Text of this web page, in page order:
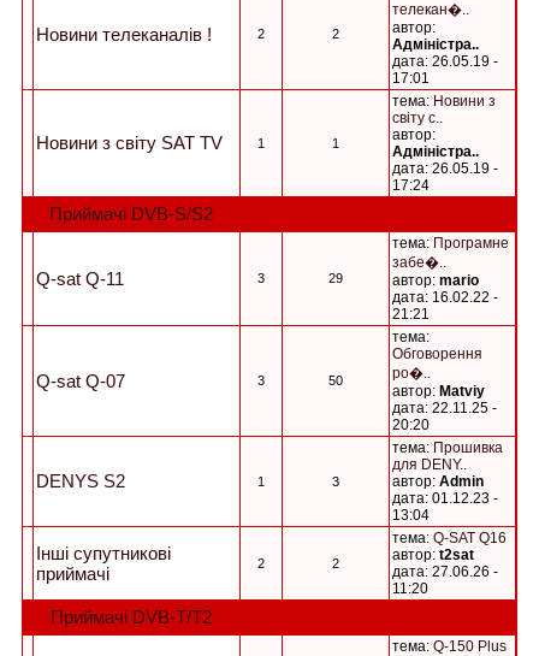
Новини телеканалів ! 2 2
телекан�..
автор:
Адміністра..
дата: 26.05.19 -
17:01
Новини з світу SAT TV 1 1
тема: Новини з
свiту с..
автор:
Адміністра..
дата: 26.05.19 -
17:24
Приймачі DVB-S/S2
Q-sat Q-11 3 29
тема: Програмне
забе�..
автор: mario
дата: 16.02.22 -
21:21
Q-sat Q-07 3 50
тема:
Обговорення
ро�..
автор: Matviy
дата: 22.11.25 -
20:20
DENYS S2 1 3
тема: Прошивка
для DENY..
автор: Admin
дата: 01.12.23 -
13:04
Інші супутникові
приймачі
2 2
тема: Q-SAT Q16
автор: t2sat
дата: 27.06.26 -
11:20
Приймачі DVB-Т/Т2
тема: Q-150 Plus